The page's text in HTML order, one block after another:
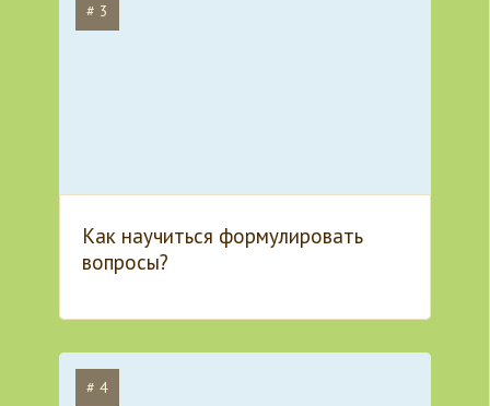
# 3
Как научиться формулировать
вопросы?
# 4